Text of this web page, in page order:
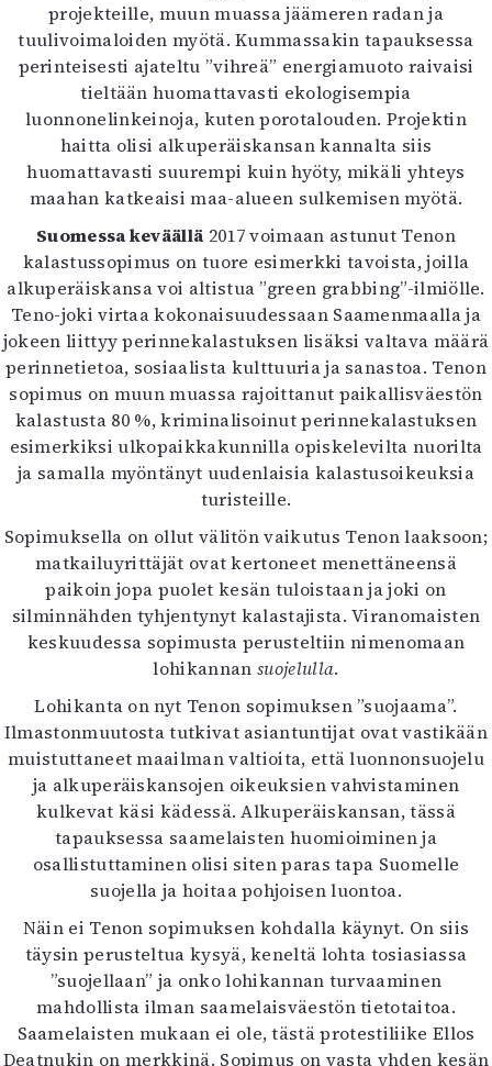
projekteille, muun muassa jäämeren radan ja
tuulivoimaloiden myötä. Kummassakin tapauksessa
perinteisesti ajateltu ”vihreä” energiamuoto raivaisi
tieltään huomattavasti ekologisempia
luonnonelinkeinoja, kuten porotalouden. Projektin
haitta olisi alkuperäiskansan kannalta siis
huomattavasti suurempi kuin hyöty, mikäli yhteys
maahan katkeaisi maa-alueen sulkemisen myötä.
Suomessa keväällä 2017 voimaan astunut Tenon
kalastussopimus on tuore esimerkki tavoista, joilla
alkuperäiskansa voi altistua ”green grabbing”-ilmiölle.
Teno-joki virtaa kokonaisuudessaan Saamenmaalla ja
jokeen liittyy perinnekalastuksen lisäksi valtava määrä
perinnetietoa, sosiaalista kulttuuria ja sanastoa. Tenon
sopimus on muun muassa rajoittanut paikallisväestön
kalastusta 80 %, kriminalisoinut perinnekalastuksen
esimerkiksi ulkopaikkakunnilla opiskelevilta nuorilta
ja samalla myöntänyt uudenlaisia kalastusoikeuksia
turisteille.
Sopimuksella on ollut välitön vaikutus Tenon laaksoon;
matkailuyrittäjät ovat kertoneet menettäneensä
paikoin jopa puolet kesän tuloistaan ja joki on
silminnähden tyhjentynyt kalastajista. Viranomaisten
keskuudessa sopimusta perusteltiin nimenomaan
lohikannan suojelulla.
Lohikanta on nyt Tenon sopimuksen ”suojaama”.
Ilmastonmuutosta tutkivat asiantuntijat ovat vastikään
muistuttaneet maailman valtioita, että luonnonsuojelu
ja alkuperäiskansojen oikeuksien vahvistaminen
kulkevat käsi kädessä. Alkuperäiskansan, tässä
tapauksessa saamelaisten huomioiminen ja
osallistuttaminen olisi siten paras tapa Suomelle
suojella ja hoitaa pohjoisen luontoa.
Näin ei Tenon sopimuksen kohdalla käynyt. On siis
täysin perusteltua kysyä, keneltä lohta tosiasiassa
”suojellaan” ja onko lohikannan turvaaminen
mahdollista ilman saamelaisväestön tietotaitoa.
Saamelaisten mukaan ei ole, tästä protestiliike Ellos
Deatnukin on merkkinä. Sopimus on vasta yhden kesän